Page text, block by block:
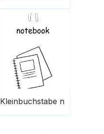
Kleinbuchstabe n